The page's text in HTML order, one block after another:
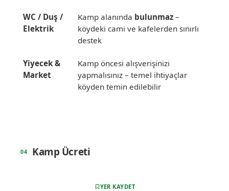
WC / Duş /
Elektrik
Kamp alanında bulunmaz–
köydeki cami ve kafelerden sınırlı
destek
Yiyecek &
Market
Kamp öncesi alışverişinizi
yapmalısınız – temel ihtiyaçlar
köyden temin edilebilir
Kamp Ücreti
YER KAYDET